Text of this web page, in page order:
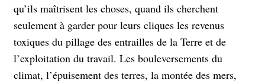
qu’ils maîtrisent les choses, quand ils cherchent
seulement à garder pour leurs cliques les revenus
toxiques du pillage des entrailles de la Terre et de
l’exploitation du travail. Les bouleversements du
climat, l’épuisement des terres, la montée des mers,